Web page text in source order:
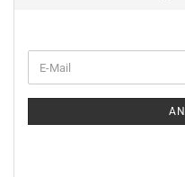
ZUR
E-
Mail